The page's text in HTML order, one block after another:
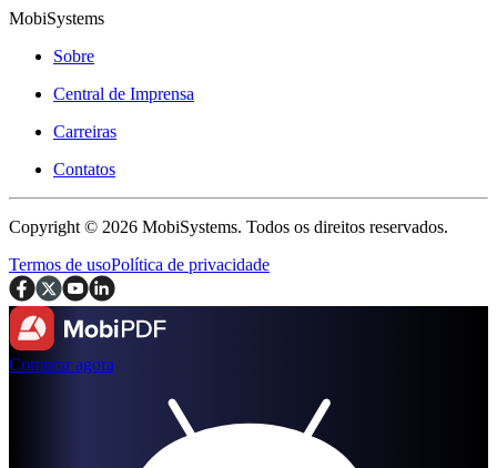
MobiSystems
Sobre
Central de Imprensa
Carreiras
Contatos
Copyright © 2026 MobiSystems. Todos os direitos reservados.
Termos de usoPolítica de privacidade
Comprar agora